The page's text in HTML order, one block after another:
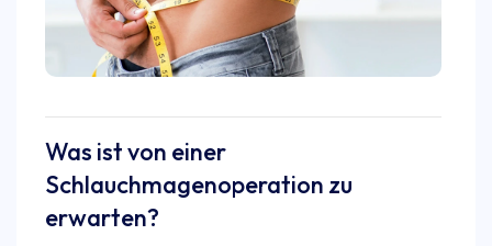
Was ist von einer
Schlauchmagenoperation zu
erwarten?